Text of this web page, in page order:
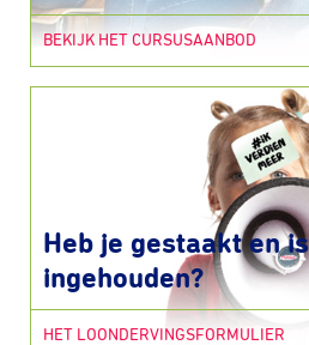
BEKIJK HET CURSUSAANBOD
Heb je gestaakt en
ingehouden?
HET LOONDERVINGSFORMULIER